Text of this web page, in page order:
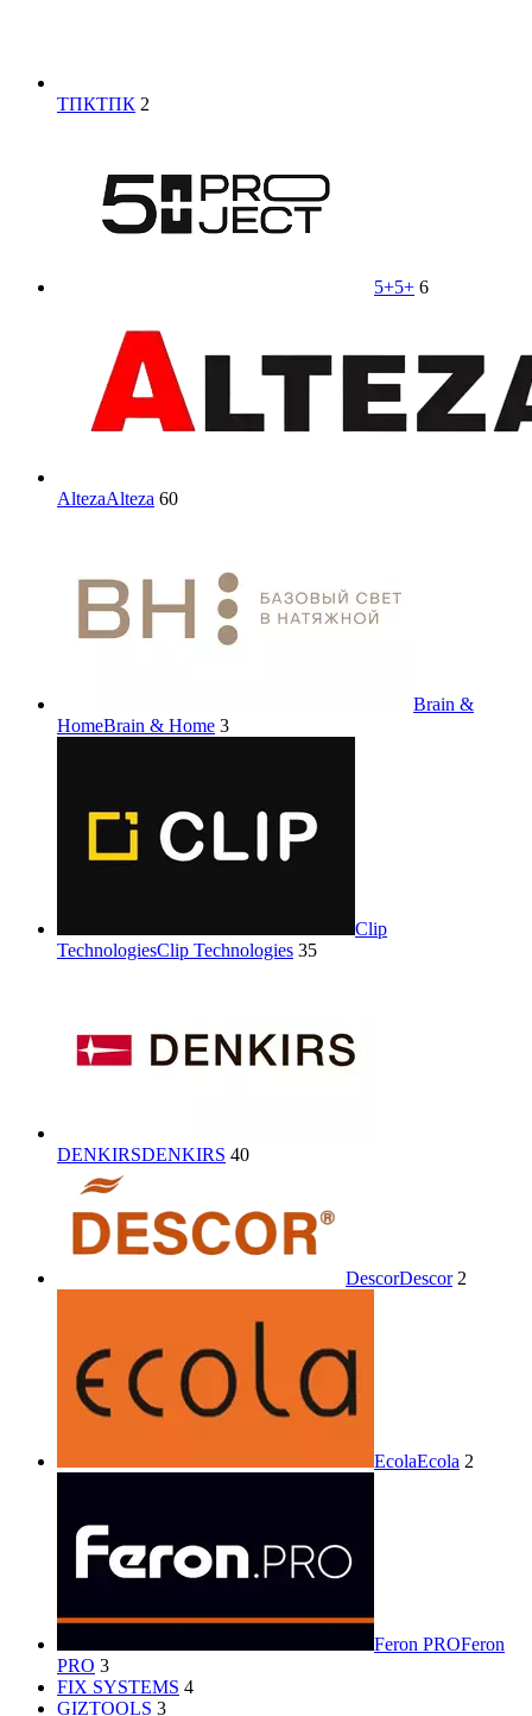
ТПКТПК 2
5+5+ 6
AltezaAlteza 60
Brain &
HomeBrain & Home 3
Clip
TechnologiesClip Technologies 35
DENKIRSDENKIRS 40
DescorDescor 2
EcolaEcola 2
Feron PROFeron
PRO 3
FIX SYSTEMS 4
GIZTOOLS 3